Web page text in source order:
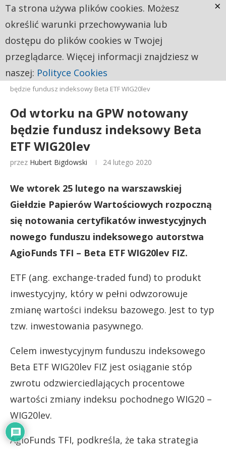
Strona główna Live
będzie fundusz indeksowy Beta ETF WIG20lev
Od wtorku na GPW notowany
będzie fundusz indeksowy Beta
ETF WIG20lev
przez Hubert Bigdowski 24 lutego 2020
We wtorek 25 lutego na warszawskiej
Giełdzie Papierów Wartościowych rozpoczną
się notowania certyfikatów inwestycyjnych
nowego funduszu indeksowego autorstwa
AgioFunds TFI – Beta ETF WIG20lev FIZ.
ETF (ang. exchange-traded fund) to produkt
inwestycyjny, który w pełni odwzorowuje
zmianę wartości indeksu bazowego. Jest to typ
tzw. inwestowania pasywnego.
Celem inwestycyjnym funduszu indeksowego
Beta ETF WIG20lev FIZ jest osiąganie stóp
zwrotu odzwierciedlających procentowe
wartości zmiany indeksu pochodnego WIG20 –
WIG20lev.
AgioFunds TFI, podkreśla, że taka strategia
Ta strona używa plików cookies. Możesz
określić warunki przechowywania lub
dostępu do plików cookies w Twojej
przeglądarce. Więcej informacji znajdziesz w
naszej: Polityce Cookies
×